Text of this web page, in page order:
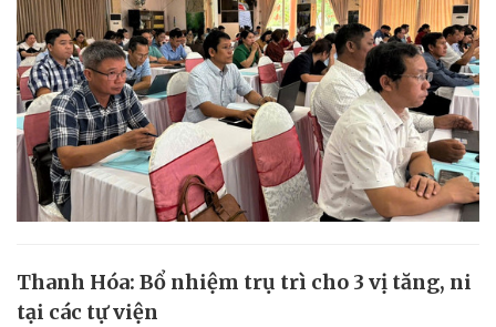
Thanh Hóa: Bổ nhiệm trụ trì cho 3 vị tăng, ni
tại các tự viện